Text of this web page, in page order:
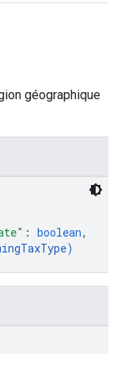
géographique
: boolean,
)